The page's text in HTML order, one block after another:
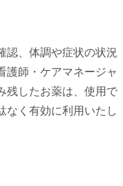
認、体調や症状の状況
護師・ケアマネージャ
残したお薬は、使用で
なく有効に利用いたし